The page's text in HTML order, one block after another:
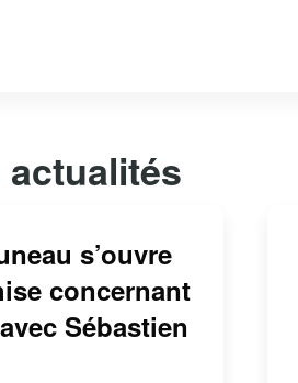
actualités
s’ouvre
concernant
Sébastien